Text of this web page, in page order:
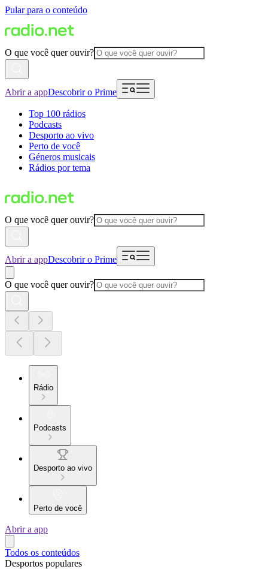
Pular para o conteúdo
O que você quer ouvir?
Abrir a appDescobrir o Prime
Top 100 rádios
Podcasts
Desporto ao vivo
Perto de você
Géneros musicais
Rádios por tema
O que você quer ouvir?
Abrir a appDescobrir o Prime
O que você quer ouvir?
Rádio
Podcasts
Desporto ao vivo
Perto de você
Abrir a app
Todos os conteúdos
Desportos populares